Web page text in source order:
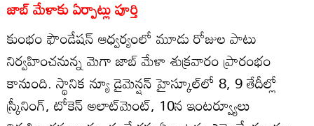
జాబ్‌ మేళాకు ఏర్పాట్లు పూర్తి
కుంభం ఫౌండేషన్‌ ఆధ్వర్యంలో మూడు రోజుల పాటు
నిర్వహించనున్న మెగా జాబ్‌ మేళా శుక్రవారం ప్రారంభం
కానుంది. స్థానిక న్యూ డైమెన్షన్‌ హైస్కూల్‌లో 8, 9 తేదీల్లో
స్క్రీనింగ్‌, టోకెన్‌ అలాట్‌మెంట్‌, 10న ఇంటర్వ్యూలు